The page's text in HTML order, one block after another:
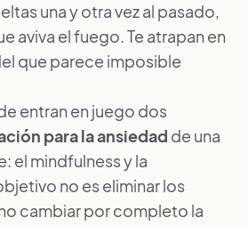
una y otra vez al pasado,
aviva el fuego. Te atrapan en
que parece imposible
entran en juego dos
para la ansiedad de una
el mindfulness y la
no es eliminar los
cambiar por completo la